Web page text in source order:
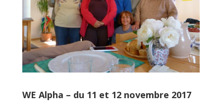
WE Alpha – du 11 et 12 novembre 2017